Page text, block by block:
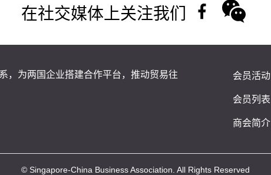
在社交媒体上关注我们
，为两国企业搭建合作平台，推动贸易往
会员活动
会员列表
商会简介
© Singapore-China Business Association. All Rights Reserved